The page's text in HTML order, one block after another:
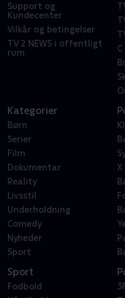
Support og
Kundecenter
Vilkår og betingelser
TV 2 NEWS i offentligt
rum
Kategorier
Børn
Serier
Film
Dokumentar
Reality
Livsstil
Underholdning
Comedy
Nyheder
Sport
X
Sport
Fodbold